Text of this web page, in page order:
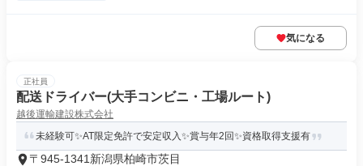
気になる
正社員
配送ドライバー(大手コンビニ・工場ルート)
越後運輸建設株式会社
未経験可✨AT限定免許で安定収入✨賞与年2回✨資格取得支援有
〒945-1341新潟県柏崎市茨目